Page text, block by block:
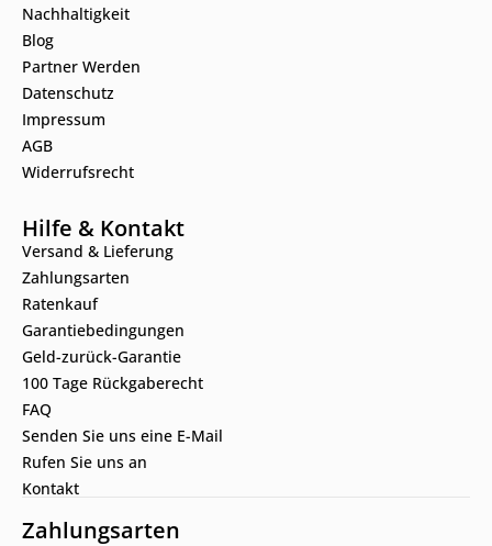
Nachhaltigkeit
Blog
Partner Werden
Datenschutz
Impressum
AGB
Widerrufsrecht
Hilfe & Kontakt
Versand & Lieferung
Zahlungsarten
Ratenkauf
Garantiebedingungen
Geld-zurück-Garantie
100 Tage Rückgaberecht
FAQ
Senden Sie uns eine E-Mail
Rufen Sie uns an
Kontakt
Zahlungsarten